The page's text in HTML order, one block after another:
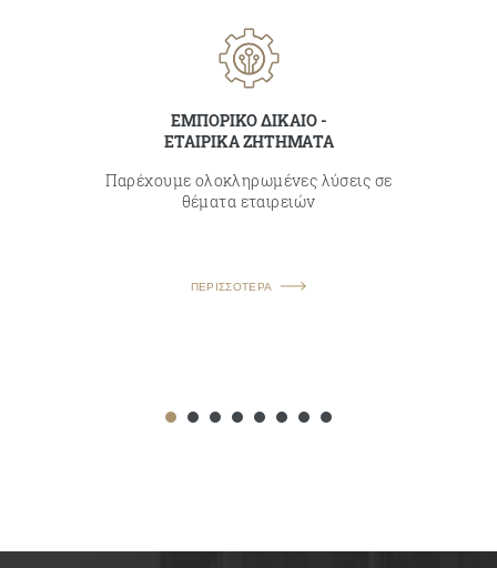
ΕΜΠΟΡΙΚΟ ΔΙΚΑΙΟ -
ΕΤΑΙΡΙΚΑ ΖΗΤΗΜΑΤΑ
Παρέχουμε ολοκληρωμένες λύσεις σε
θέματα εταιρειών
ΠΕΡΙΣΣΟΤΕΡΑ